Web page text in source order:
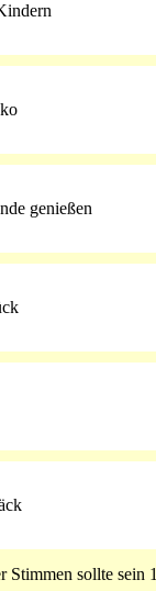
genießen
Stimmen sollte sein 1